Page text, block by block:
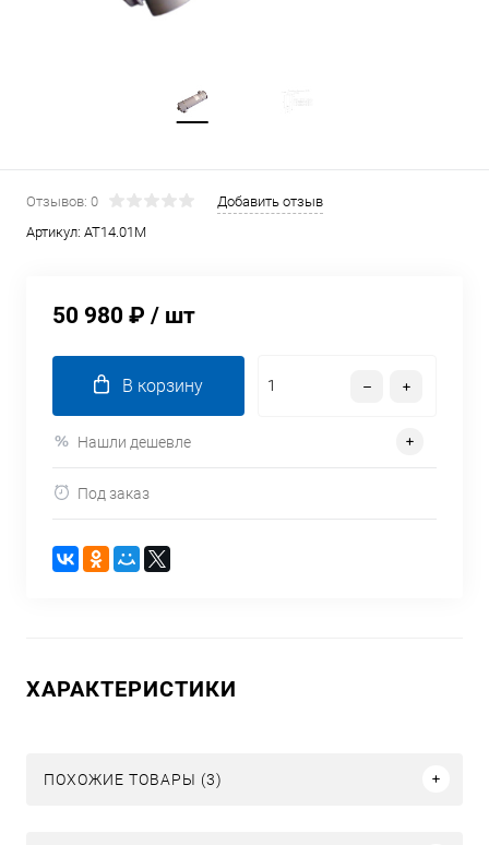
Отзывов: 0
Добавить отзыв
Артикул: AT14.01M
50 980 ₽ / шт
В корзину
Нашли дешевле
Под заказ
ХАРАКТЕРИСТИКИ
ПОХОЖИЕ ТОВАРЫ (3)